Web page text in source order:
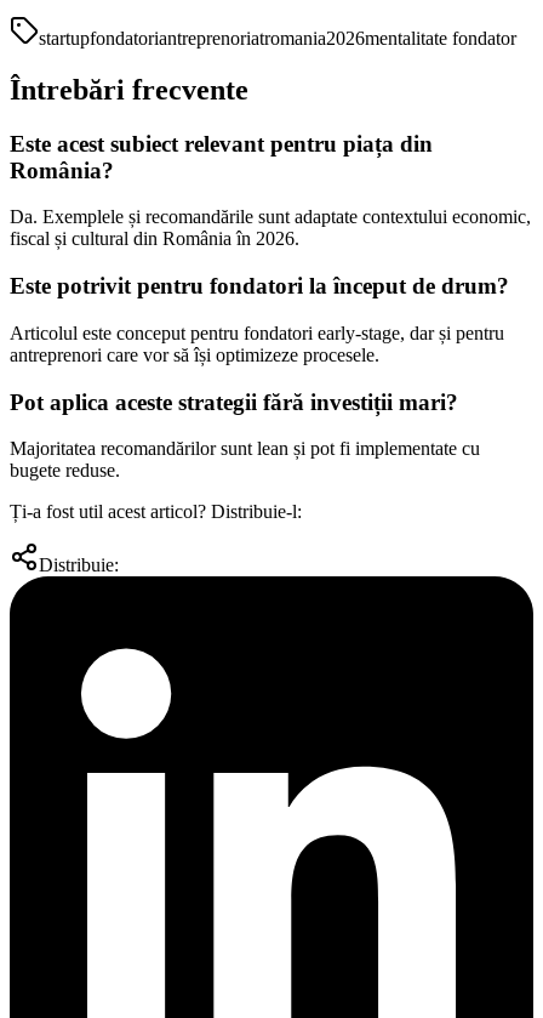
startupfondatoriantreprenoriatromania2026mentalitate fondator
Întrebări frecvente
Este acest subiect relevant pentru piața din
România?
Da. Exemplele și recomandările sunt adaptate contextului economic,
fiscal și cultural din România în 2026.
Este potrivit pentru fondatori la început de drum?
Articolul este conceput pentru fondatori early-stage, dar și pentru
antreprenori care vor să își optimizeze procesele.
Pot aplica aceste strategii fără investiții mari?
Majoritatea recomandărilor sunt lean și pot fi implementate cu
bugete reduse.
Ți-a fost util acest articol? Distribuie-l:
Distribuie: